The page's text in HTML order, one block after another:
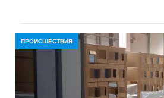
ПРОИСШЕСТВИЯ